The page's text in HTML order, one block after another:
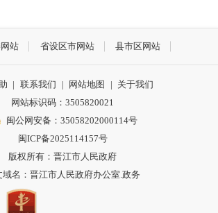
站 省设区市网站 县市区网站
| 联系我们 | 网站地图 | 关于我们
网站标识码：3505820021
闽公网安备：35058202000114号
闽ICP备2025114157号
版权所有：晋江市人民政府
域名：晋江市人民政府办公室.政务